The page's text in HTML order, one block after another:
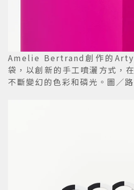
Amelie Bertrand創作的
袋，以創新的手工噴灑方式，
不斷變幻的色彩和磷光。圖／